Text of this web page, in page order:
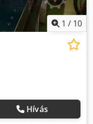
1 / 10
Hívás